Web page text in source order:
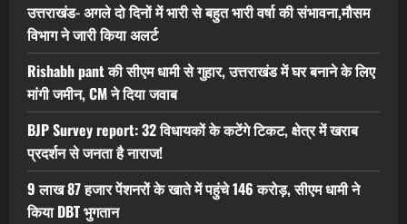
उत्तराखंड- अगले दो दिनों में भारी से बहुत भारी वर्षा की संभावना,मौसम
विभाग ने जारी किया अलर्ट
Rishabh pant की सीएम धामी से गुहार, उत्तराखंड में घर बनाने के लिए
मांगी जमीन, CM ने दिया जवाब
BJP Survey report: 32 विधायकों के कटेंगे टिकट, क्षेत्र में खराब
प्रदर्शन से जनता है नाराज!
9 लाख 87 हजार पेंशनरों के खाते में पहुंचे 146 करोड़, सीएम धामी ने
किया DBT भुगतान